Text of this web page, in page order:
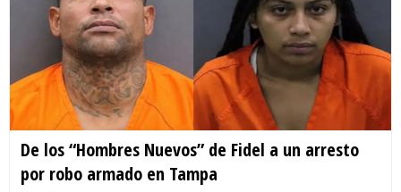
De los “Hombres Nuevos” de Fidel a un arresto
por robo armado en Tampa